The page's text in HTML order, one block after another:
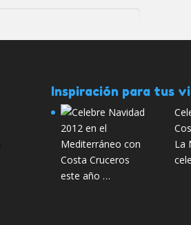
Inspiración para tus
La
este año …